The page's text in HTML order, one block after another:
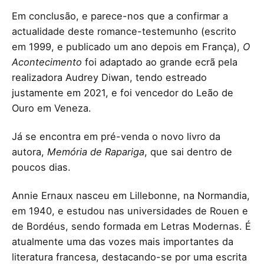
Em conclusão, e parece-nos que a confirmar a
actualidade deste romance-testemunho (escrito
em 1999, e publicado um ano depois em França), O
Acontecimento foi adaptado ao grande ecrã pela
realizadora Audrey Diwan, tendo estreado
justamente em 2021, e foi vencedor do Leão de
Ouro em Veneza.
Já se encontra em pré-venda o novo livro da
autora, Memória de Rapariga, que sai dentro de
poucos dias.
Annie Ernaux nasceu em Lillebonne, na Normandia,
em 1940, e estudou nas universidades de Rouen e
de Bordéus, sendo formada em Letras Modernas. É
atualmente uma das vozes mais importantes da
literatura francesa, destacando-se por uma escrita